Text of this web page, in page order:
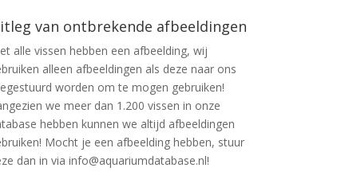
van ontbrekende afbeeldingen
alle vissen hebben een afbeelding, wij
alleen afbeeldingen als deze naar ons
worden om te mogen gebruiken!
we meer dan 1.200 vissen in onze
hebben kunnen we altijd afbeeldingen
Mocht je een afbeelding hebben, stuur
dan in via info@aquariumdatabase.nl!